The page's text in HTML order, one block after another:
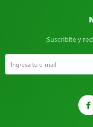

¡Suscribite y